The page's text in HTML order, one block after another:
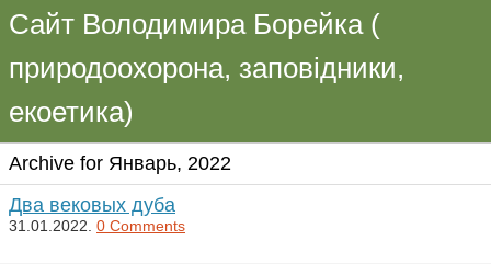
Сайт Володимира Борейка (
природоохорона, заповідники,
екоетика)
Archive for Январь, 2022
Два вековых дуба
31.01.2022. 0 Comments